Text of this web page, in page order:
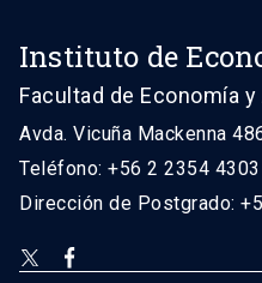
Instituto de
Facultad de Economía
Avda. Vicuña Mackenna
Teléfono: +56 2 2354 4303
Dirección de Postgrado: